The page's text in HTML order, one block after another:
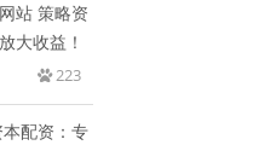
站 策略资
大收益！
223
配资：专